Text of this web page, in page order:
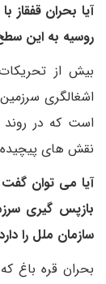
آیا بحران قفقاز
روسیه به این
بیش از
اشغالگری
است که در روند
نقش های
آیا می توان
بازپس گیری
سازمان ملل را
بحران قره باغ